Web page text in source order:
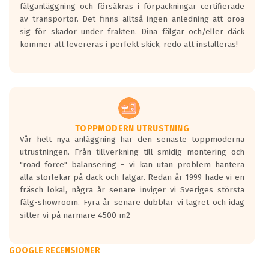
fälganläggning och försäkras i förpackningar certifierade
av transportör. Det finns alltså ingen anledning att oroa
sig för skador under frakten. Dina fälgar och/eller däck
kommer att levereras i perfekt skick, redo att installeras!
TOPPMODERN UTRUSTNING
Vår helt nya anläggning har den senaste toppmoderna
utrustningen. Från tillverkning till smidig montering och
"road force" balansering - vi kan utan problem hantera
alla storlekar på däck och fälgar. Redan år 1999 hade vi en
fräsch lokal, några år senare inviger vi Sveriges största
fälg-showroom. Fyra år senare dubblar vi lagret och idag
sitter vi på närmare 4500 m2
GOOGLE RECENSIONER